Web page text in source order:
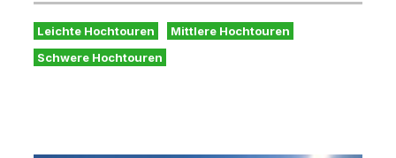
Leichte Hochtouren
Mittlere Hochtouren
Schwere Hochtouren